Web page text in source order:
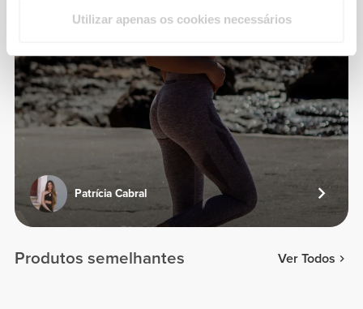
Utilizar apenas os cookies necessários
Patrícia Cabral
Produtos semelhantes Ver Todos